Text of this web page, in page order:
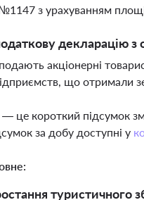
з урахуванням площі,
декларацію з
акціонерні
що отримали
це короткий підсумок
за добу доступні у
туристичного